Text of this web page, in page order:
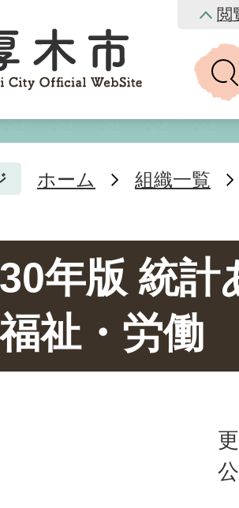
閲
ホーム 組織一覧
年版 統計
祉・労働